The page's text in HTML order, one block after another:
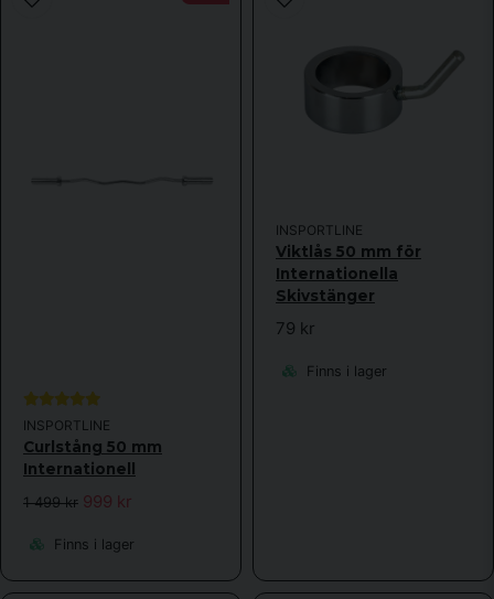
Skicka fråga
INSPORTLINE
Curlstång 50 mm
Internationell
1 499 kr 999 kr
Finns i lager
INSPORTLINE
Viktlås 50 mm för
Internationella
Skivstänger
79 kr
Finns i lager